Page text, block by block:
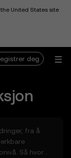
United States site
deg
fra å
Så hvor